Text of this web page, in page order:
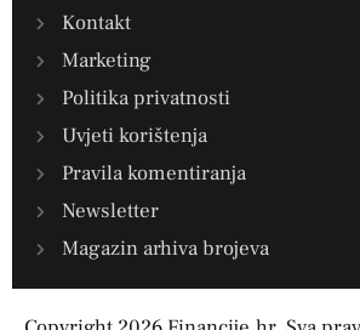
Kontakt
Marketing
Politika privatnosti
Uvjeti korištenja
Pravila komentiranja
Newsletter
Magazin arhiva brojeva